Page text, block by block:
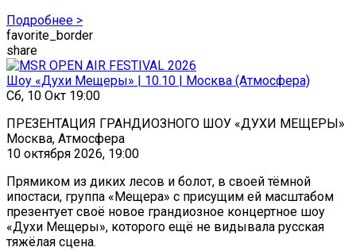
Подробнее >
favorite_border
share
Шоу «Духи Мещеры» | 10.10 | Москва (Атмосфера)
Сб, 10 Окт 19:00
ПРЕЗЕНТАЦИЯ ГРАНДИОЗНОГО ШОУ «ДУХИ МЕЩЕРЫ»
Москва, Атмосфера
10 октября 2026, 19:00
Прямиком из диких лесов и болот, в своей тёмной
ипостаси, группа «Мещера» с присущим ей масштабом
презентует своё новое грандиозное концертное шоу
«Духи Мещеры», которого ещё не видывала русская
тяжёлая сцена.